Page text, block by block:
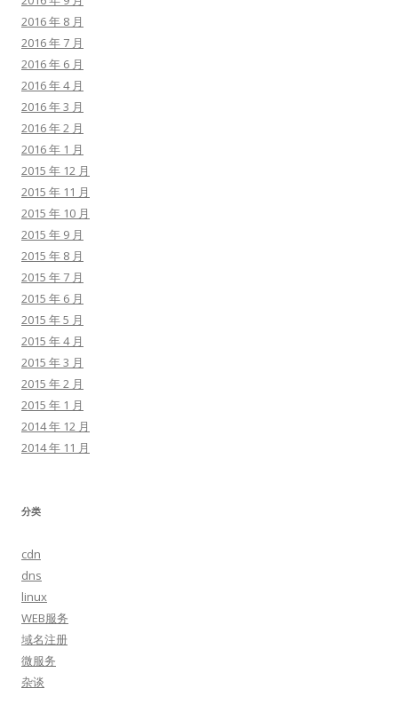
2016 年 8 月
2016 年 7 月
2016 年 6 月
2016 年 4 月
2016 年 3 月
2016 年 2 月
2016 年 1 月
2015 年 12 月
2015 年 11 月
2015 年 10 月
2015 年 9 月
2015 年 8 月
2015 年 7 月
2015 年 6 月
2015 年 5 月
2015 年 4 月
2015 年 3 月
2015 年 2 月
2015 年 1 月
2014 年 12 月
2014 年 11 月
分类
cdn
dns
linux
WEB服务
域名注册
微服务
杂谈